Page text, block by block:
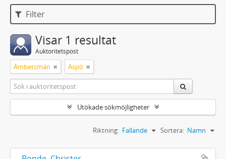
Filter
Visar 1 resultat
Auktoritetspost
Ämbetsmän Aspö
Utökade sökmöjligheter
Sortera: Namn
Riktning: Fallande